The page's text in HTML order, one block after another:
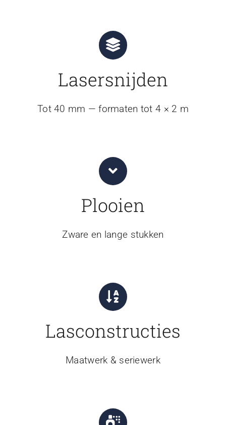
Lasersnijden
Tot 40 mm — formaten tot 4 × 2 m
Plooien
Zware en lange stukken
Lasconstructies
Maatwerk & seriewerk